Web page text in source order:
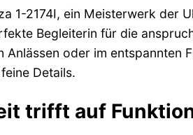
1-2174I, ein Meisterwerk der
Begleiterin für die
oder im entspannten
Details.
trifft auf